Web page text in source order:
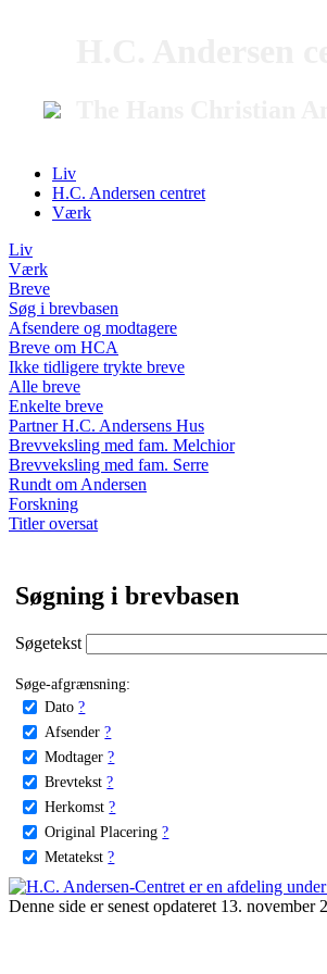
Liv
H.C. Andersen centret
Værk
Liv
Værk
Breve
Søg i brevbasen
Afsendere og modtagere
Breve om HCA
Ikke tidligere trykte breve
Alle breve
Enkelte breve
Partner H.C. Andersens Hus
Brevveksling med fam. Melchior
Brevveksling med fam. Serre
Rundt om Andersen
Forskning
Titler oversat
Søgning i brevbasen
Søgetekst
Søge-afgrænsning:
Dato ?
Afsender ?
Modtager ?
Brevtekst ?
Herkomst ?
Original Placering ?
Metatekst ?
Denne side er senest opdateret 13. november